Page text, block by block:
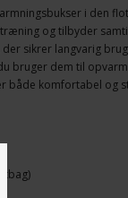
i den
og tilbyder
sikrer langvarig
bruger dem til
både komfortabel og